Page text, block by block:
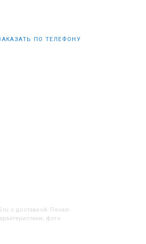
ПО ТЕЛЕФОНУ
с доставкой. Пенал-
фото